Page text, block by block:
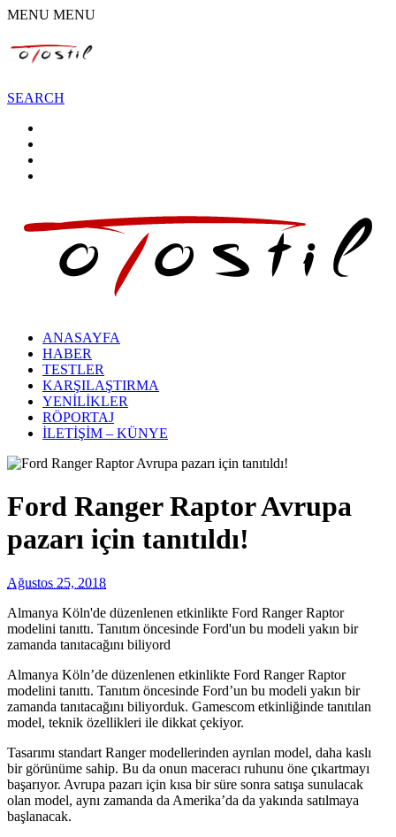
MENU MENU
SEARCH
ANASAYFA
HABER
TESTLER
KARŞILAŞTIRMA
YENİLİKLER
RÖPORTAJ
İLETİŞİM – KÜNYE
Ford Ranger Raptor Avrupa
pazarı için tanıtıldı!
Ağustos 25, 2018
Almanya Köln'de düzenlenen etkinlikte Ford Ranger Raptor
modelini tanıttı. Tanıtım öncesinde Ford'un bu modeli yakın bir
zamanda tanıtacağını biliyord
Almanya Köln’de düzenlenen etkinlikte Ford Ranger Raptor
modelini tanıttı. Tanıtım öncesinde Ford’un bu modeli yakın bir
zamanda tanıtacağını biliyorduk. Gamescom etkinliğinde tanıtılan
model, teknik özellikleri ile dikkat çekiyor.
Tasarımı standart Ranger modellerinden ayrılan model, daha kaslı
bir görünüme sahip. Bu da onun maceracı ruhunu öne çıkartmayı
başarıyor. Avrupa pazarı için kısa bir süre sonra satışa sunulacak
olan model, aynı zamanda da Amerika’da da yakında satılmaya
başlanacak.